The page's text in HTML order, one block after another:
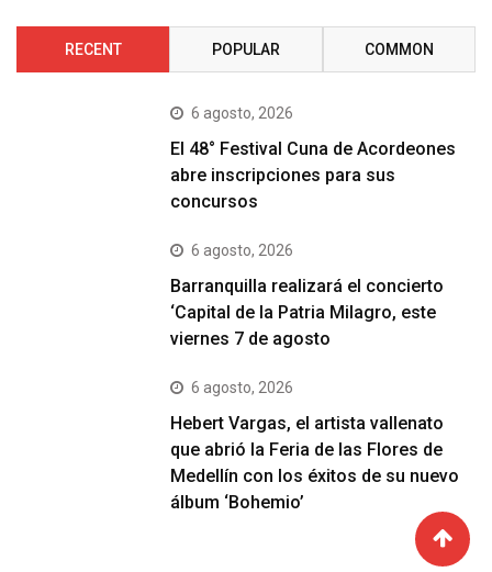
RECENT POPULAR COMMON
6 agosto, 2026
El 48° Festival Cuna de Acordeones
abre inscripciones para sus
concursos
6 agosto, 2026
Barranquilla realizará el concierto
‘Capital de la Patria Milagro, este
viernes 7 de agosto
6 agosto, 2026
Hebert Vargas, el artista vallenato
que abrió la Feria de las Flores de
Medellín con los éxitos de su nuevo
álbum ‘Bohemio’